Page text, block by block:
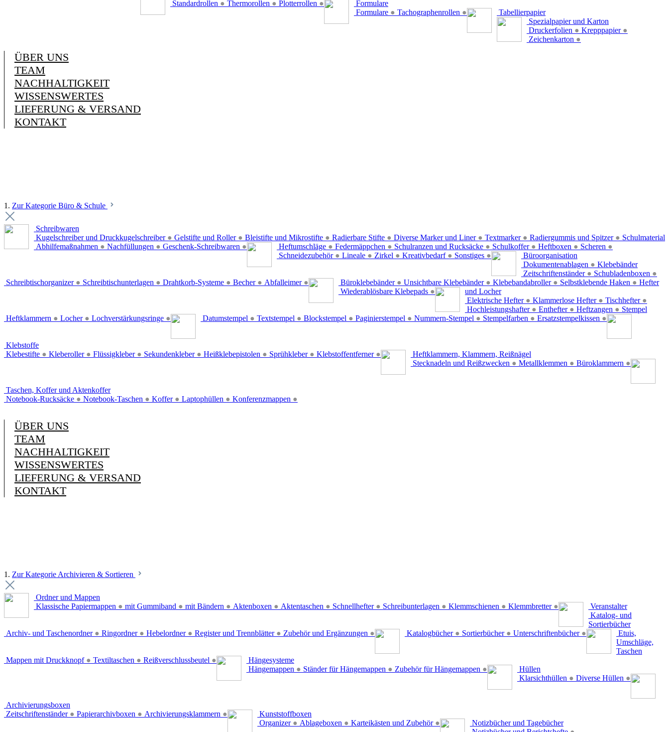
Standardrollen ● Thermorollen ● Plotterrollen ●
Formulare
Formulare ● Tachographenrollen ●
Tabellierpapier
Spezialpapier und Karton
Druckerfolien ● Krepppapier ●
Zeichenkarton ●
ÜBER UNS
TEAM
NACHHALTIGKEIT
WISSENSWERTES
LIEFERUNG & VERSAND
KONTAKT
1. Zur Kategorie Büro & Schule
Schreibwaren
Kugelschreiber und Druckkugelschreiber ● Gelstifte und Roller ● Bleistifte und Mikrostifte ● Radierbare Stifte ● Diverse Marker und Liner ● Textmarker ● Radiergummis und Spitzer ●
Abhilfemaßnahmen ● Nachfüllungen ● Geschenk-Schreibwaren ●
Schulmaterial
Heftumschläge ● Federmäppchen ● Schulranzen und Rucksäcke ● Schulkoffer ● Heftboxen ● Scheren ●
Schneidezubehör ● Lineale ● Zirkel ● Kreativbedarf ● Sonstiges ●
Büroorganisation
Dokumentenablagen ●
Zeitschriftenständer ● Schubladenboxen ●
Schreibtischorganizer ● Schreibtischunterlagen ● Drahtkorb-Systeme ● Becher ● Abfalleimer ●
Klebebänder
Büroklebebänder ● Unsichtbare Klebebänder ● Klebebandabroller ● Selbstklebende Haken ●
Wiederablösbare Klebepads ●
Hefter
und Locher
Elektrische Hefter ● Klammerlose Hefter ● Tischhefter ●
Hochleistungshafter ● Enthefter ● Heftzangen ●
Heftklammern ● Locher ● Lochverstärkungsringe ●
Stempel
Datumstempel ● Textstempel ● Blockstempel ● Paginierstempel ● Nummern-Stempel ● Stempelfarben ● Ersatzstempelkissen ●
Klebstoffe
Klebestifte ● Kleberoller ● Flüssigkleber ● Sekundenkleber ● Heißklebepistolen ● Sprühkleber ● Klebstoffentferner ●
Heftklammern, Klammern, Reißnägel
Stecknadeln und Reißzwecken ● Metallklemmen ● Büroklammern ●
Taschen, Koffer und Aktenkoffer
Notebook-Rucksäcke ● Notebook-Taschen ● Koffer ● Laptophüllen ● Konferenzmappen ●
ÜBER UNS
TEAM
NACHHALTIGKEIT
WISSENSWERTES
LIEFERUNG & VERSAND
KONTAKT
1. Zur Kategorie Archivieren & Sortieren
Ordner und Mappen
Klassische Papiermappen ● mit Gummiband ● mit Bändern ● Aktenboxen ● Aktentaschen ● Schnellhefter ● Schreibunterlagen ● Klemmschienen ● Klemmbretter ● Veranstalter
Archiv- und Taschenordner ● Ringordner ● Hebelordner ● Register und Trennblätter ● Zubehör und Ergänzungen ●
Katalog- und
Sortierbücher
Katalogbücher ● Sortierbücher ● Unterschriftenbücher ●
Etuis,
Umschläge,
Taschen
Mappen mit Druckknopf ● Textiltaschen ● Reißverschlussbeutel ●
Hängesysteme
Hängemappen ● Ständer für Hängemappen ● Zubehör für Hängemappen ●
Hüllen
Klarsichthüllen ● Diverse Hüllen ●
Archivierungsboxen
Zeitschriftenständer ● Papierarchivboxen ● Archivierungsklammern ●
Kunststoffboxen
Organizer ● Ablageboxen ● Karteikästen und Zubehör ●
Notizbücher und Tagebücher